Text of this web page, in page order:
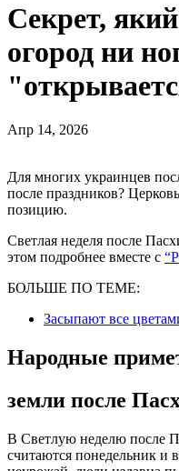
Секрет,
огород ни
Апр 14, 2026
Для многих украинцев после Пасхи начинается сезон огородных работ. Однако как быстро можно выходить на огород
после праздников?
позицию.
Светлая неделя после
этом подробнее вместе с
БОЛЬШЕ ПО ТЕМЕ:
Засыпают все
Народные
земли после
В Светлую неделю после
считаются понедельник и